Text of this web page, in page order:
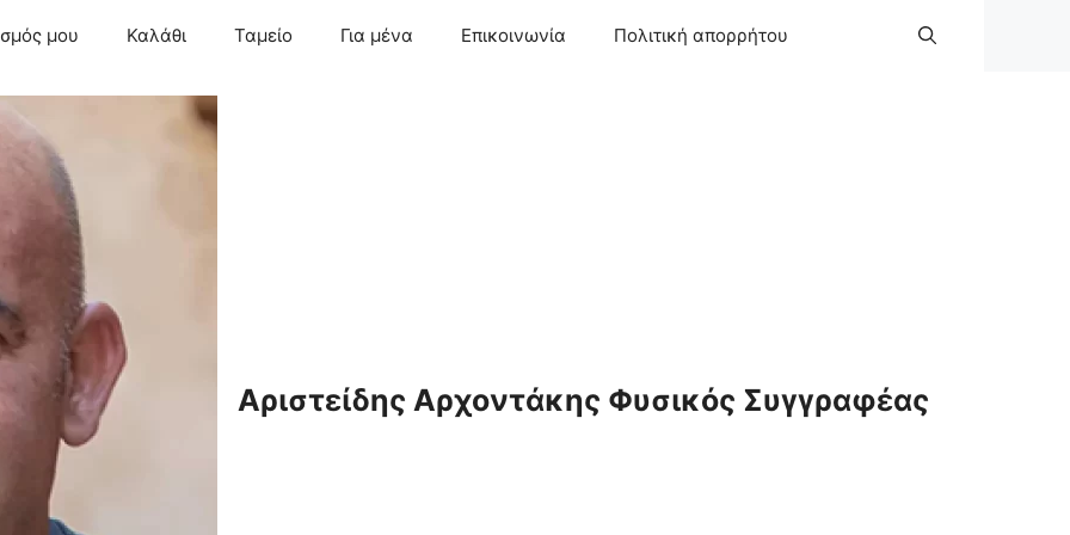
μου Καλάθι Ταμείο Για μένα Επικοινωνία Πολιτική απορρήτου
Αριστείδης Αρχοντάκης Φυσικός Συγγραφέας